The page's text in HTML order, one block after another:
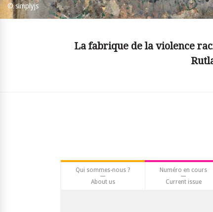
© simplyjs
La fabrique de la violence
Qui sommes-nous ?
About us
Numéro en cours
Current issue